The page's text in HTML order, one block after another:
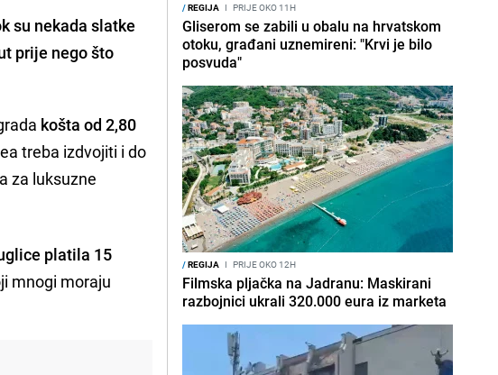
su nekada slatke
prije nego što
košta od 2,80
treba izdvojiti i do
za luksuzne
platila 15
mnogi moraju
/REGIJA I PRIJE OKO 11H
Gliserom se zabili u obalu na hrvatskom
otoku, građani uznemireni: "Krvi je bilo
posvuda"
/REGIJA I PRIJE OKO 12H
Filmska pljačka na Jadranu: Maskirani
razbojnici ukrali 320.000 eura iz marketa